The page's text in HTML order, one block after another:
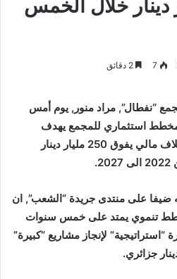
مليار دينار خلال الخمس
7
“نفطال”, مراد منور, يوم أمس
مخطط استثماري للمجمع يهدف
لتجسيد مشاريع استراتيجية بغلاف مالي يفوق 250 مليار دينار
ضيفا على منتدى جريدة “الشعب”, ان
تنموي يمتد على خمس سنوات
نظرة “استراتيجية” لإنجاز مشاريع “كبيرة”